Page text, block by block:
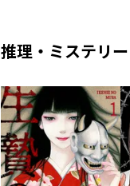
推理・ミステリー